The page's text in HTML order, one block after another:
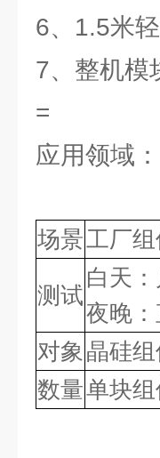
6、1.5米
7、整机模
=
应用领域：
场景工厂
测试
白天
夜晚
对象 晶硅
数量单块组